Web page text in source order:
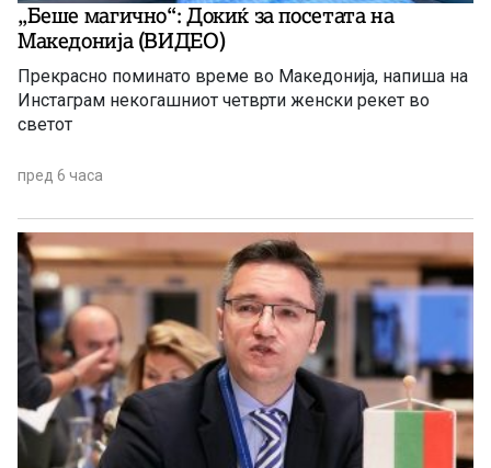
„Беше магично“: Докиќ за посетата на
Македонија (ВИДЕО)
Прекрасно поминато време во Македонија, напиша на
Инстаграм некогашниот четврти женски рекет во
светот
пред 6 часа